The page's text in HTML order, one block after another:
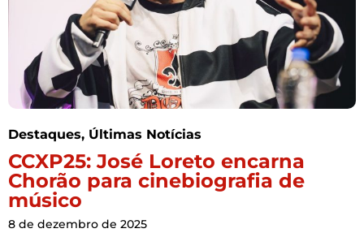
Destaques, Últimas Notícias
CCXP25: José Loreto encarna
Chorão para cinebiografia de
músico
8 de dezembro de 2025